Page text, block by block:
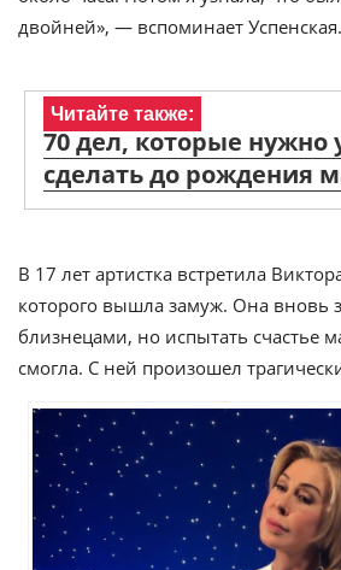
двойней», — вспоминает Успенская.
Читайте также:
70 дел, которые нужно
сделать до рождения
В 17 лет артистка встретила
которого вышла замуж. Она вновь
близнецами, но испытать счастье
смогла. С ней произошел